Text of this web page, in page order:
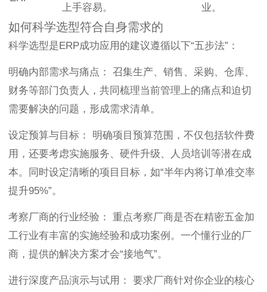
上手容易。
业。
如何科学选型符合自身需求的
科学选型是ERP成功应用的建议遵循以下“五步法”：
明确内部需求与痛点： 召集生产、销售、采购、仓库、
财务等部门负责人，共同梳理当前管理上的痛点和迫切
需要解决的问题，形成需求清单。
设定预算与目标： 明确项目预算范围，不仅包括软件费
用，还要考虑实施服务、硬件升级、人员培训等潜在成
本。同时设定清晰的项目目标，如“半年内将订单准交率
提升95%”。
考察厂商的行业经验： 重点考察厂商是否在精密五金加
工行业有丰富的实施经验和成功案例。一个懂行业的厂
商，提供的解决方案才会“接地气”。
进行深度产品演示与试用： 要求厂商针对你企业的核心